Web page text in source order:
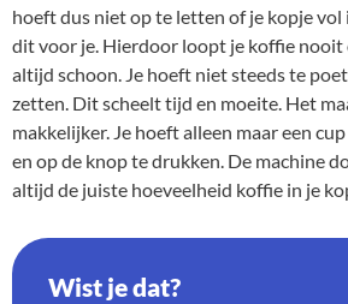
hoeft dus niet op te letten of je kopje vol
dit voor je. Hierdoor loopt je koffie nooit
altijd schoon. Je hoeft niet steeds te
zetten. Dit scheelt tijd en moeite. Het
makkelijker. Je hoeft alleen maar een
en op de knop te drukken. De machine
altijd de juiste hoeveelheid koffie in je
Wist je dat?